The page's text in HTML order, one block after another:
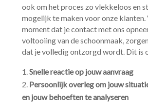
ook om het proces zo vlekkeloos en
mogelijk te maken voor onze klanten.​
moment dat je contact met ons
voltooiing van de schoonmaak,
dat je volledig ontzorgd wordt.​ Dit is
Snelle reactie op jouw aanvraag
Persoonlijk overleg om jouw
en jouw behoeften te analyseren